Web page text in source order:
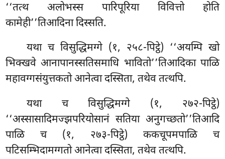
‘‘तत्थ अलोभस्स पारिपूरिया विवित्तो होति
कामेही’’तिआदिना दिस्सति.
यथा च विसुद्धिमग्गे (१, २५८-पिट्ठे) ‘‘अयम्पि खो
भिक्खवे आनापानस्सतिसमाधि भावितो’’तिआदिका पाळि
महावग्गसंयुत्तकतो आनेत्वा दस्सिता, तथेव तत्थपि.
यथा च विसुद्धिमग्गे (१, २७२-पिट्ठे)
‘‘अस्सासादिमज्झपरियोसानं सतिया अनुगच्छतो’’तिआदि
पाळि च (१, २७३-पिट्ठे) ककचूपमपाळि च
पटिसम्भिदामग्गतो आनेत्वा दस्सिता, तथेव तत्थपि.